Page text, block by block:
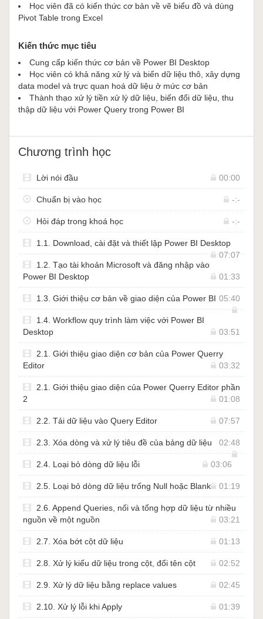
Khoá học PBI101 - Microsoft Power BI Desktop, Business
Intelligence trong tầm tay sẽ cung cấp cho các bạn những kiến
thức nền tảng ban đầu về lý thuyết Data Warehouse (Nhà kho dữ
liệu), xây dựng mô hình dữ liệu (Data Modelling), thực hiện mô
hình ngôi sao trong cơ sở dữ liệu (Star Schema), kiến thức cơ
bản về giao diện làm việc của Power BI Desktop, kiến thức cơ
bản về ngôn ngữ xử lý dữ liệu của Power Query (ngôn ngữ M),
kiến thức cơ bản về ngôn ngữ phân tích dữ liệu của Power BI
(ngôn ngữ DAX). Bạn sẽ sử dụng toàn bộ kiến thức cơ bản học
được trong khoá học để tự mình xây dựng quy trình xử lý từ dữ
liệu thô, cho tới xây dựng mô hình dữ liệu, xử lý dữ liệu, định
nghĩa các Measures quan trọng với business của bạn sau đó trực
quan hoá toàn bộ dữ liệu nhanh chóng dưới dạng Dashboard với
dữ liệu động. Tất cả sẽ trong tầm tay của bạn, hãy tham gia khoá
học PBI101 - Microsoft Power BI Desktop, Business Intelligence
trong tầm tay cùng với Học Excel Online.
Học viên đã có kiến thức cơ bản về vẽ biểu đồ và dùng
Pivot Table trong Excel
Kiến thức mục tiêu
Cung cấp kiến thức cơ bản về Power BI Desktop
Học viên có khả năng xử lý và biến dữ liệu thô, xây dựng
data model và trực quan hoá dữ liệu ở mức cơ bản
Thành thạo xử lý tiền xử lý dữ liệu, biến đổi dữ liệu, thu
thập dữ liệu với Power Query trong Power BI
Chương trình học
Lời nói đầu 00:00
Chuẩn bị vào học -:-
Hỏi đáp trong khoá học -:-
1.1. Download, cài đặt và thiết lập Power BI Desktop
07:07
1.2. Tạo tài khoản Microsoft và đăng nhập vào
Power BI Desktop
01:33
1.3. Giới thiệu cơ bản về giao diện của Power BI 05:40
1.4. Workflow quy trình làm việc với Power BI
Desktop
03:51
2.1. Giới thiệu giao diện cơ bản của Power Querry
Editor
03:32
2.1. Giới thiệu giao diện của Power Querry Editor phần
2
01:08
2.2. Tải dữ liệu vào Query Editor 07:57
2.3. Xóa dòng và xử lý tiêu đề của bảng dữ liệu 02:48
2.4. Loại bỏ dòng dữ liệu lỗi 03:06
2.5. Loại bỏ dòng dữ liệu trống Null hoặc Blank 01:19
2.6. Append Queries, nối và tổng hợp dữ liệu từ nhiều
nguồn về một nguồn
03:21
2.7. Xóa bớt cột dữ liệu 01:13
2.8. Xử lý kiểu dữ liệu trong cột, đổi tên cột 02:52
2.9. Xử lý dữ liệu bằng replace values 02:45
2.10. Xử lý lỗi khi Apply 01:39